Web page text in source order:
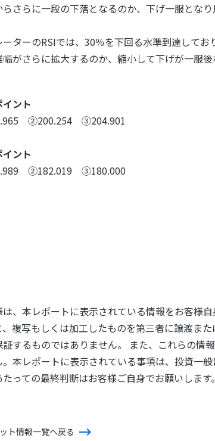
らさらに一段の下落となるのか、下げ一服となり
ーターのRSIでは、30％を下回る水準到達して
がさらに拡大するのか、縮小して下げが一服後
イント
②200.254 ③204.901
ント
②182.019 ③180.000
は、本レポートに表示されている情報をお客様
、複写もしくは加工したものを第三者に譲渡ま
するものではありません。 また、これらの情
。本レポートに表示されている事項は、投資一
っての最終判断はお客様ご自身でお願いします。
ト情報一覧へ戻る